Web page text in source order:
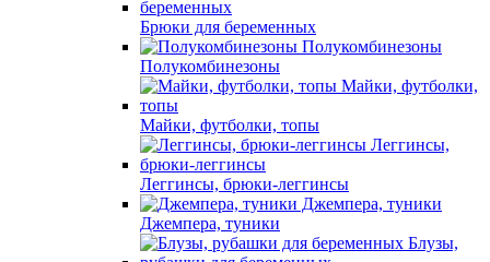
Брюки для беременных
Полукомбинезоны
Майки, футболки, топы
Леггинсы, брюки-леггинсы
Джемпера, туники